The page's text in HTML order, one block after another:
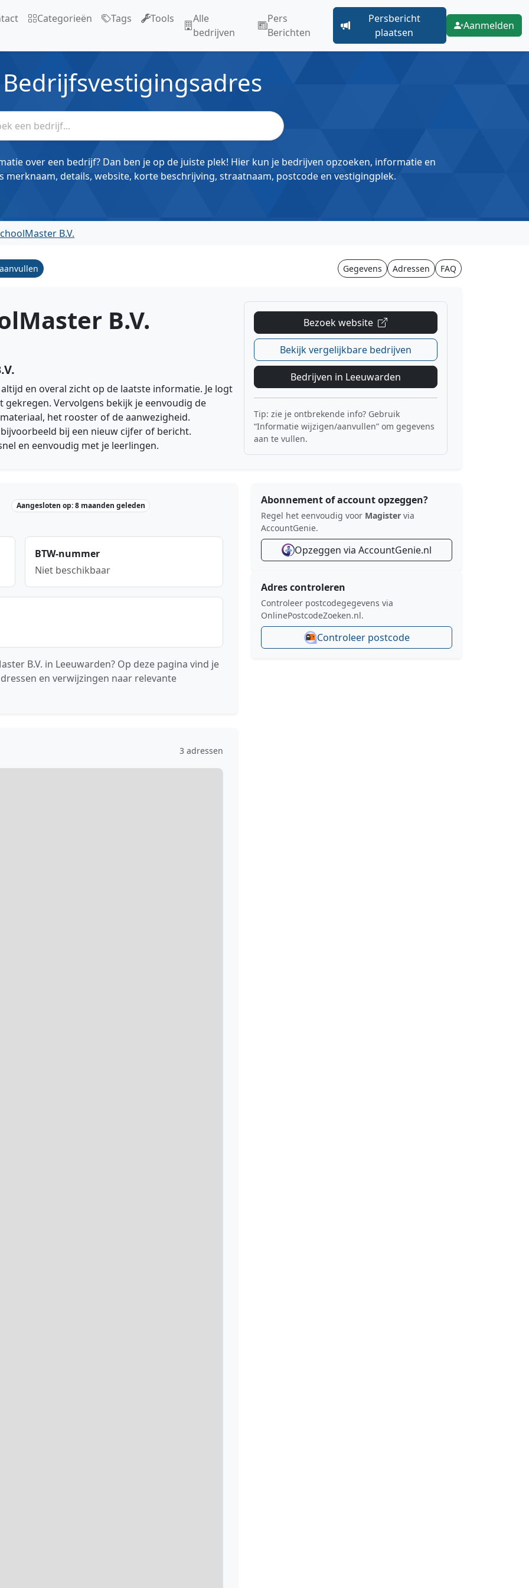
Categorieën Tags Tools
Alle
bedrijven
Pers
Berichten
Persbericht
plaatsen
Aanmelden
Bedrijfsvestigingsadres
over een bedrijf? Dan ben je op de juiste plek! Hier kun je bedrijven opzoeken, informatie en
merknaam, details, website, korte beschrijving, straatnaam, postcode en vestigingplek.
B.V.
Gegevens Adressen FAQ
B.V.
en overal zicht op de laatste informatie. Je logt
gekregen. Vervolgens bekijk je eenvoudig de
het rooster of de aanwezigheid.
bij een nieuw cijfer of bericht.
en eenvoudig met je leerlingen.
Bezoek website
Bekijk vergelijkbare bedrijven
Bedrijven in Leeuwarden
Tip: zie je ontbrekende info? Gebruik
“Informatie wijzigen/aanvullen” om gegevens
aan te vullen.
Aangesloten op: 8 maanden geleden
BTW-nummer
Niet beschikbaar
B.V. in Leeuwarden? Op deze pagina vind je
en verwijzingen naar relevante
3 adressen
Abonnement of account opzeggen?
Regel het eenvoudig voor Magister via
AccountGenie.
Opzeggen via AccountGenie.nl
Adres controleren
Controleer postcodegegevens via
OnlinePostcodeZoeken.nl.
Controleer postcode